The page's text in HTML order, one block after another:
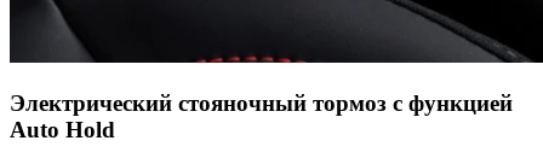
Электрический стояночный тормоз с функцией
Auto Hold